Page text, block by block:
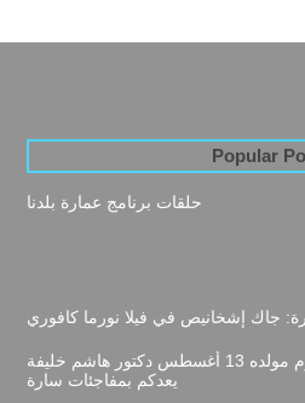
Popular
حلقات برنامج عمارة بلدنا
جاك إشخانيص في فيلا نورما كافوري
احتفاءً بيوم مولده 13 أغسطس دكتور هاشم خليفة
يعدكم بمفاجئات سارة